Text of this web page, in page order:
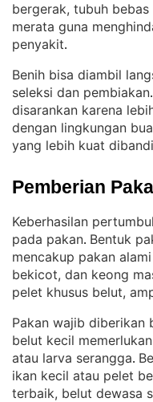
bergerak, tubuh
merata guna
penyakit.
Benih bisa diambil
seleksi dan pembiakan.
disarankan karena
dengan lingkungan
yang lebih kuat
Pemberian
Keberhasilan
pada pakan. Bentuk
mencakup pakan
bekicot, dan keong
pelet khusus belut,
Pakan wajib diberikan
belut kecil
atau larva serangga.
ikan kecil atau pelet
terbaik, belut dewasa